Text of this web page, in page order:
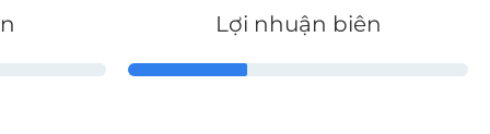
Lợi nhuận biên